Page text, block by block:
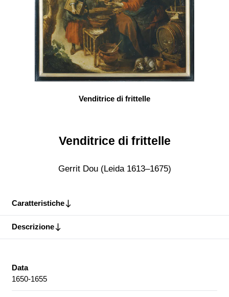
Venditrice di frittelle
Venditrice di frittelle
Gerrit Dou (Leida 1613–1675)
Caratteristiche
Descrizione
Data
1650-1655